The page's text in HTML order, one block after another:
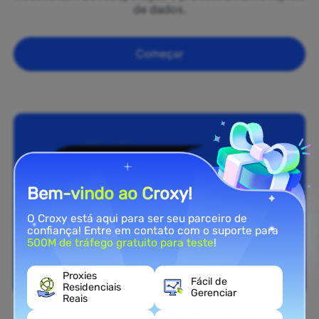
de dados.
Começar
Bem-vindo ao Croxy!
O Croxy está aqui para ser seu parceiro de
confiança! Entre em contato com o suporte para
500M de tráfego gratuito para teste!
Proxies
Residenciais
Reais
Fácil de
Gerenciar